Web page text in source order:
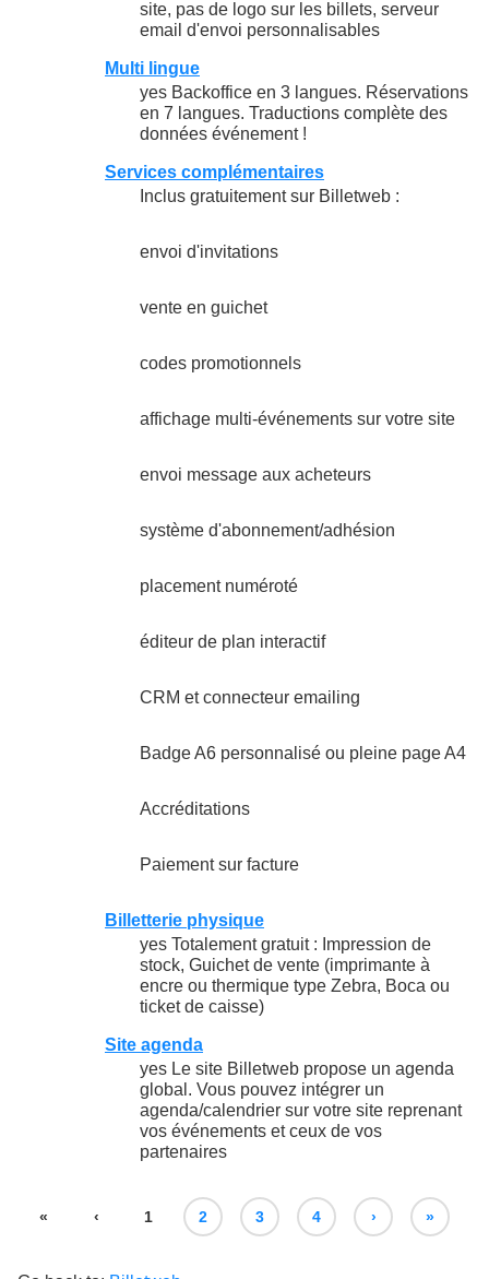
site, pas de logo sur les billets, serveur
email d'envoi personnalisables
Multi lingue
yes Backoffice en 3 langues. Réservations
en 7 langues. Traductions complète des
données événement !
Services complémentaires
Inclus gratuitement sur Billetweb :
envoi d'invitations
vente en guichet
codes promotionnels
affichage multi-événements sur votre site
envoi message aux acheteurs
système d'abonnement/adhésion
placement numéroté
éditeur de plan interactif
CRM et connecteur emailing
Badge A6 personnalisé ou pleine page A4
Accréditations
Paiement sur facture
Billetterie physique
yes Totalement gratuit : Impression de
stock, Guichet de vente (imprimante à
encre ou thermique type Zebra, Boca ou
ticket de caisse)
Site agenda
yes Le site Billetweb propose un agenda
global. Vous pouvez intégrer un
agenda/calendrier sur votre site reprenant
vos événements et ceux de vos
partenaires
« ‹ 1 2 3 4 › »